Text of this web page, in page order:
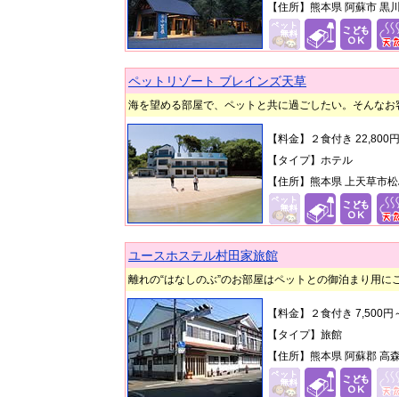
【住所】熊本県 阿蘇市 黒
ペットリゾート ブレインズ天草
海を望める部屋で、ペットと共に過ごしたい。そんな
【料金】２食付き 22,800
【タイプ】ホテル
【住所】熊本県 上天草市
ユースホステル村田家旅館
離れの“はなしのぶ”のお部屋はペットとの御泊まり用
【料金】２食付き 7,500円
【タイプ】旅館
【住所】熊本県 阿蘇郡 高